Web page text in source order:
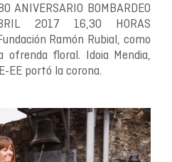
ANIVERSARIO BOMBARDEO
2017 16,30 HORAS
Ramón Rubial, como
floral. Idoia Mendia,
EE portó la corona.